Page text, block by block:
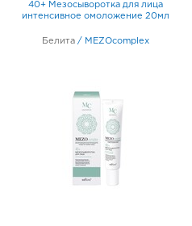
40+ Мезосыворотка для лица
интенсивное омоложение 20мл
Белита / MEZOcomplex